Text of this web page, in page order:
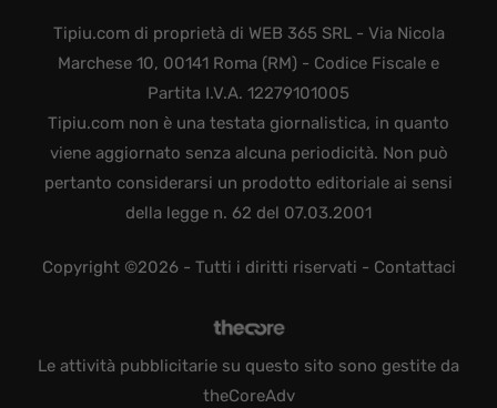
Tipiu.com di proprietà di WEB 365 SRL - Via Nicola
Marchese 10, 00141 Roma (RM) - Codice Fiscale e
Partita I.V.A. 12279101005
Tipiu.com non è una testata giornalistica, in quanto
viene aggiornato senza alcuna periodicità. Non può
pertanto considerarsi un prodotto editoriale ai sensi
della legge n. 62 del 07.03.2001
Copyright ©2026 - Tutti i diritti riservati - Contattaci
Le attività pubblicitarie su questo sito sono gestite da
theCoreAdv